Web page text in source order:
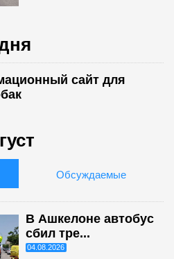
сайт для
Обсуждаемые
В Ашкелоне автобус
сбил тре...
04.08.2026